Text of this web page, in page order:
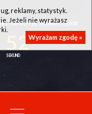
NOTEĆ INOWROCŁAW
52
reklamy, statystyk.
Jeżeli nie wyrażasz
Wyrażam zgodę »